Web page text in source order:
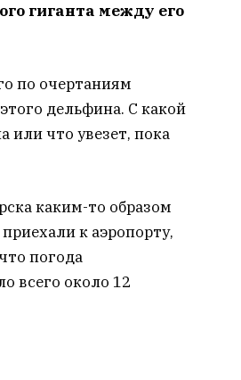
гиганта между его
по очертаниям
дельфина. С какой
или что увезет, пока
каким-то образом
к аэропорту,
погода
всего около 12